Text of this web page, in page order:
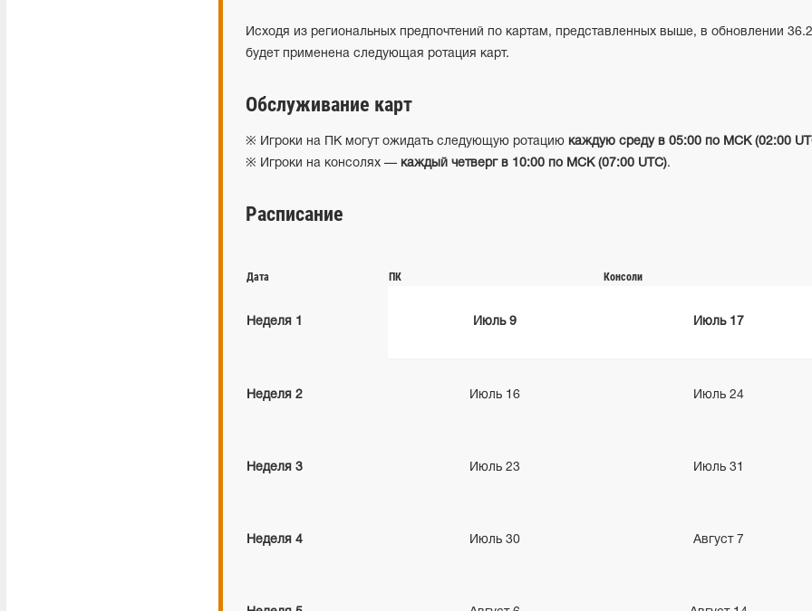
Исходя из региональных предпочтений по картам, представленных выше, в обновлении 36.2
будет применена следующая ротация карт.
Обслуживание карт
※ Игроки на ПК могут ожидать следующую ротацию каждую среду в 05:00 по МСК (02:00
※ Игроки на консолях — каждый четверг в 10:00 по МСК (07:00 UTC).
Расписание
Дата ПК Консоли
Неделя 1 Июль 9 Июль 17
Неделя 2 Июль 16 Июль24
Неделя 3 Июль23 Июль31
Неделя 4 Июль30 Август 7